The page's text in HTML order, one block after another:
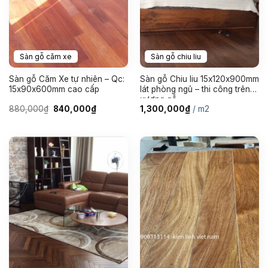
Sàn gỗ căm xe
Sàn gỗ Căm Xe tự nhiên – Qc:
15x90x600mm cao cấp
880,000₫ Giá
840,000₫Giá
hiện
Sàn gỗ chiu liu
Sàn gỗ Chiu liu 15x120x900mm
lát phòng ngủ – thi công trên
xương gỗ
1,300,000₫/ m2